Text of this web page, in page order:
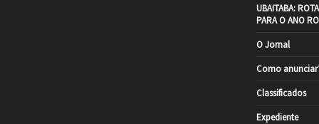
UBAITABA:
PARA O ANO
O Jornal
Como
Classificados
Expediente